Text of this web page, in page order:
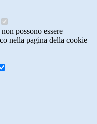
possono essere
nella pagina della cookie